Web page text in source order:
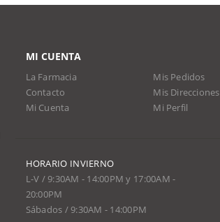
MI CUENTA
La Farmacia
Contacto
Mi Cuenta
Mis Pedidos
Mis Direcciones
Mi Perfil
HORARIO INVIERNO
L-V / 9:30AM - 14:00PM y 17:00AM -
20:00PM
Sábados / 9:30AM - 14:00PM